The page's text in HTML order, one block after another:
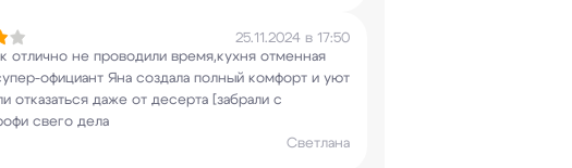
25.11.2024 в 17:50
отлично не проводили время,кухня отменная
официант Яна создала полный комфорт и уют
отказаться даже от десерта [забрали с
свего дела
Светлана